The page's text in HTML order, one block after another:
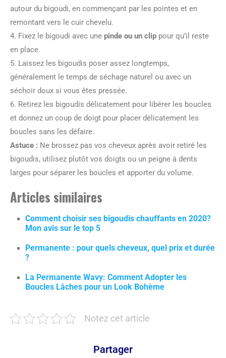
autour du bigoudi, en commençant par les pointes et en
remontant vers le cuir chevelu.
4. Fixez le bigoudi avec une pinde ou un clip pour qu’il reste
en place.
5. Laissez les bigoudis poser assez longtemps,
généralement le temps de séchage naturel ou avec un
séchoir doux si vous êtes pressée.
6. Retirez les bigoudis délicatement pour libérer les boucles
et donnez un coup de doigt pour placer délicatement les
boucles sans les défaire.
Astuce : Ne brossez pas vos cheveux après avoir retiré les
bigoudis, utilisez plutôt vos doigts ou un peigne à dents
larges pour séparer les boucles et apporter du volume.
Articles similaires
Comment choisir ses bigoudis chauffants en 2020?
Mon avis sur le top 5
Permanente : pour quels cheveux, quel prix et durée
?
La Permanente Wavy: Comment Adopter les
Boucles Lâches pour un Look Bohème
Notez cet article
Partager